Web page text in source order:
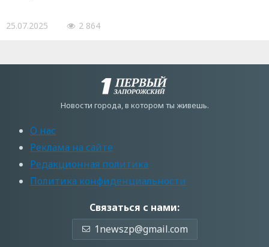
25.07.2025 2 864
Новости города, в котором ты живешь.
О нас
Реклама на сайте
Редакционная политика
Политика конфиденциальности
Связаться с нами:
1newszp@gmail.com